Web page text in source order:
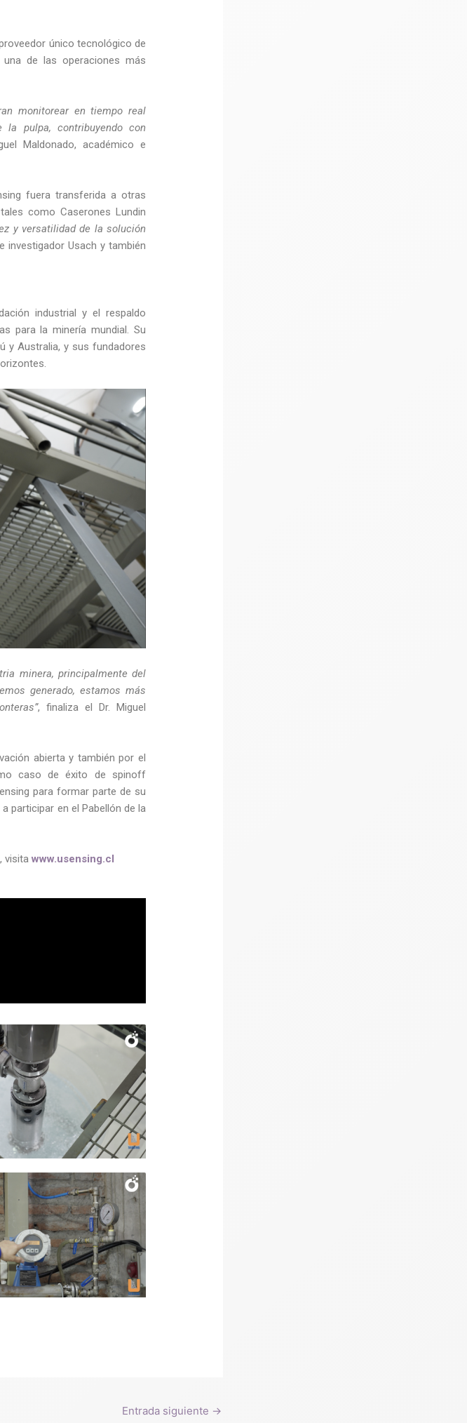
único tecnológico de
de las operaciones más
monitorear en tiempo real
pulpa, contribuyendo con
Maldonado, académico e
fuera transferida a otras
como Caserones Lundin
y versatilidad de la solución
investigador Usach y también
industrial y el respaldo
para la minería mundial. Su
y Australia, y sus fundadores
minera, principalmente del
generado, estamos más
, finaliza el Dr. Miguel
abierta y también por el
caso de éxito de spinoff
para formar parte de su
participar en el Pabellón de la
visita www.usensing.cl
Entrada siguiente →